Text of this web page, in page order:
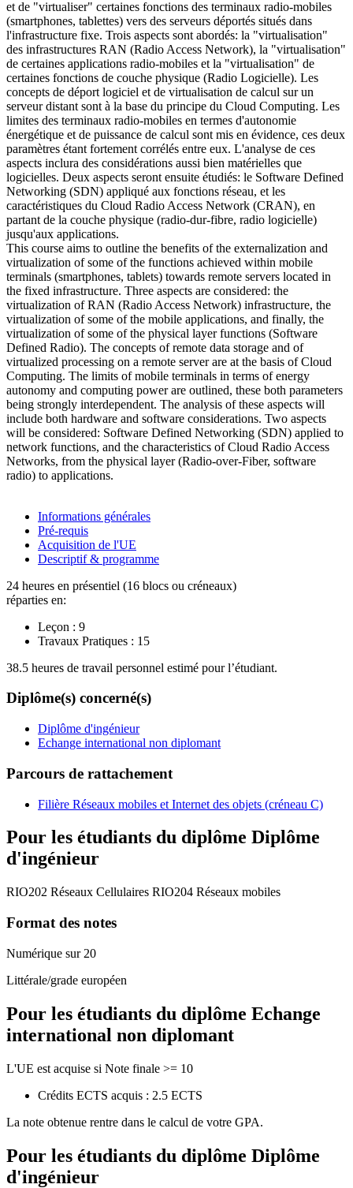
et de "virtualiser" certaines fonctions des terminaux radio-mobiles
(smartphones, tablettes) vers des serveurs déportés situés dans
l'infrastructure fixe. Trois aspects sont abordés: la "virtualisation"
des infrastructures RAN (Radio Access Network), la "virtualisation"
de certaines applications radio-mobiles et la "virtualisation" de
certaines fonctions de couche physique (Radio Logicielle). Les
concepts de déport logiciel et de virtualisation de calcul sur un
serveur distant sont à la base du principe du Cloud Computing. Les
limites des terminaux radio-mobiles en termes d'autonomie
énergétique et de puissance de calcul sont mis en évidence, ces deux
paramètres étant fortement corrélés entre eux. L'analyse de ces
aspects inclura des considérations aussi bien matérielles que
logicielles. Deux aspects seront ensuite étudiés: le Software Defined
Networking (SDN) appliqué aux fonctions réseau, et les
caractéristiques du Cloud Radio Access Network (CRAN), en
partant de la couche physique (radio-dur-fibre, radio logicielle)
jusqu'aux applications.
This course aims to outline the benefits of the externalization and
virtualization of some of the functions achieved within mobile
terminals (smartphones, tablets) towards remote servers located in
the fixed infrastructure. Three aspects are considered: the
virtualization of RAN (Radio Access Network) infrastructure, the
virtualization of some of the mobile applications, and finally, the
virtualization of some of the physical layer functions (Software
Defined Radio). The concepts of remote data storage and of
virtualized processing on a remote server are at the basis of Cloud
Computing. The limits of mobile terminals in terms of energy
autonomy and computing power are outlined, these both parameters
being strongly interdependent. The analysis of these aspects will
include both hardware and software considerations. Two aspects
will be considered: Software Defined Networking (SDN) applied to
network functions, and the characteristics of Cloud Radio Access
Networks, from the physical layer (Radio-over-Fiber, software
radio) to applications.
Informations générales
Pré-requis
Acquisition de l'UE
Descriptif & programme
24 heures en présentiel (16 blocs ou créneaux)
réparties en:
Leçon : 9
Travaux Pratiques : 15
38.5 heures de travail personnel estimé pour l’étudiant.
Diplôme(s) concerné(s)
Diplôme d'ingénieur
Echange international non diplomant
Parcours de rattachement
Filière Réseaux mobiles et Internet des objets (créneau C)
Pour les étudiants du diplôme Diplôme
d'ingénieur
RIO202 Réseaux Cellulaires RIO204 Réseaux mobiles
Format des notes
Numérique sur 20
Littérale/grade européen
Pour les étudiants du diplôme Echange
international non diplomant
L'UE est acquise si Note finale >= 10
Crédits ECTS acquis : 2.5 ECTS
La note obtenue rentre dans le calcul de votre GPA.
Pour les étudiants du diplôme Diplôme
d'ingénieur